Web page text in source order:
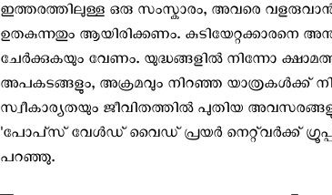
ഇത്തരത്തിലുള്ള ഒരു സംസ്കാരം, അവരെ
ഉതകുന്നതും ആയിരിക്കണം. കുടിയേറ്റക്കാരനെ
ചേർക്കുകയും വേണം. യുദ്ധങ്ങളിൽ നിന്നോ
അപകടങ്ങളും, അക്രമവും നിറഞ്ഞ യാത്രകൾക്ക്
സ്വീകാര്യതയും ജീവിതത്തിൽ പുതിയ അവസരങ്ങളും
'പോപ്‌സ് വേള്‍ഡ് വൈഡ് പ്രയര്‍ നെറ്റ്‌വര്‍ക്ക്
പറഞ്ഞു.